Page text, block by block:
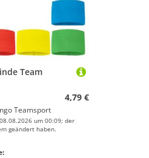
Team
4,79 €
Teamsport
um 00:09; der
geändert haben.